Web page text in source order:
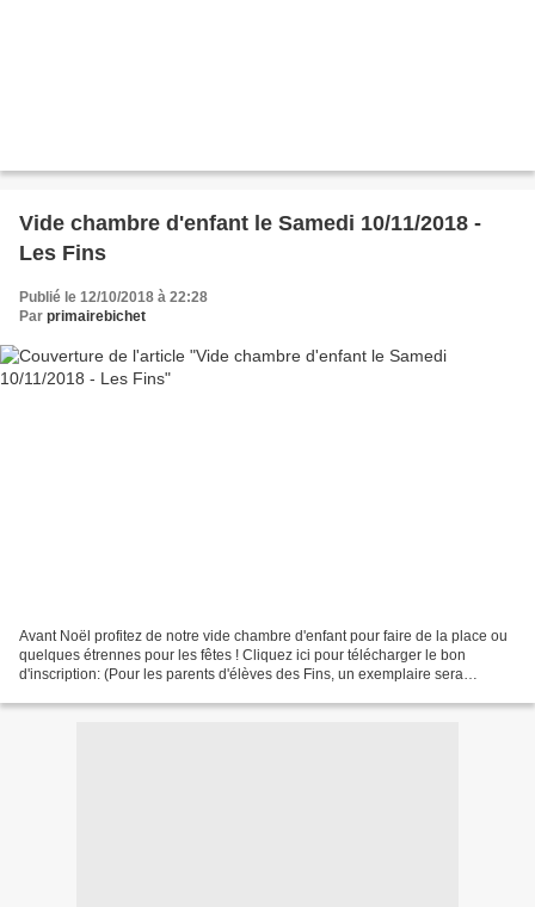
Vide chambre d'enfant le Samedi 10/11/2018 -
Les Fins
Publié le 12/10/2018 à 22:28
Par primairebichet
Avant Noël profitez de notre vide chambre d'enfant pour faire de la place ou
quelques étrennes pour les fêtes ! Cliquez ici pour télécharger le bon
d'inscription: (Pour les parents d'élèves des Fins, un exemplaire sera